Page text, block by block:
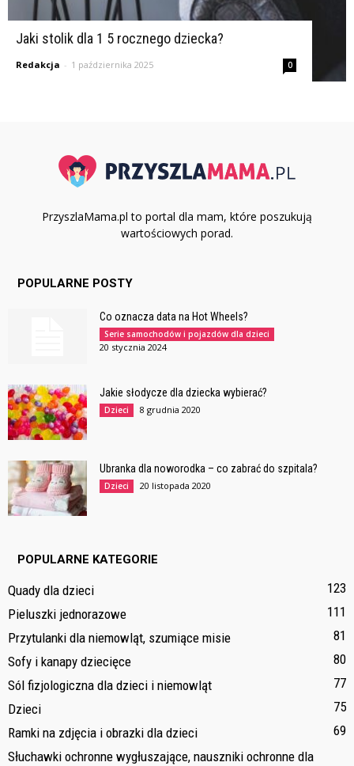
Jaki stolik dla 1 5 rocznego dziecka?
Redakcja - 1 października 2025 0
PrzyszlaMama.pl to portal dla mam, które poszukują
wartościowych porad.
POPULARNE POSTY
Co oznacza data na Hot Wheels?
Serie samochodów i pojazdów dla dzieci
20 stycznia 2024
Jakie słodycze dla dziecka wybierać?
Dzieci 8 grudnia 2020
Ubranka dla noworodka – co zabrać do szpitala?
Dzieci 20 listopada 2020
POPULARNE KATEGORIE
Quady dla dzieci
123
Pieluszki jednorazowe
111
Przytulanki dla niemowląt, szumiące misie
81
Sofy i kanapy dziecięce
80
Sól fizjologiczna dla dzieci i niemowląt
77
Dzieci
75
Ramki na zdjęcia i obrazki dla dzieci
69
Słuchawki ochronne wygłuszające, nauszniki ochronne dla